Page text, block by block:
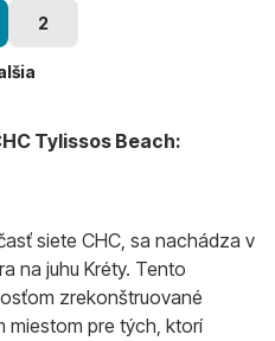
2
Tylissos Beach:
siete CHC, sa nachádza v
na juhu Kréty. Tento
zrekonštruované
miestom pre tých, ktorí